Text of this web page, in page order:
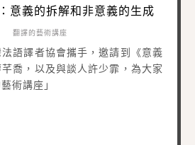
意義的拆解和非意義的生成
翻譯的藝術講座
語譯者協會攜手，邀請到《意義
喬，以及與談人許少霏，為大家
術講座」